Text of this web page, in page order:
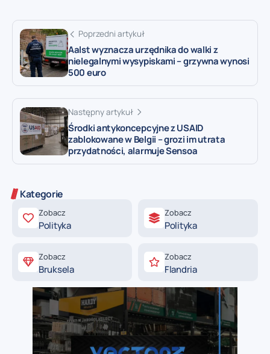
Poprzedni artykuł
Aalst wyznacza urzędnika do walki z
nielegalnymi wysypiskami – grzywna wynosi
500 euro
Następny artykuł
Środki antykoncepcyjne z USAID
zablokowane w Belgii – grozi im utrata
przydatności, alarmuje Sensoa
Kategorie
Zobacz
Polityka
Zobacz
Polityka
Zobacz
Bruksela
Zobacz
Flandria